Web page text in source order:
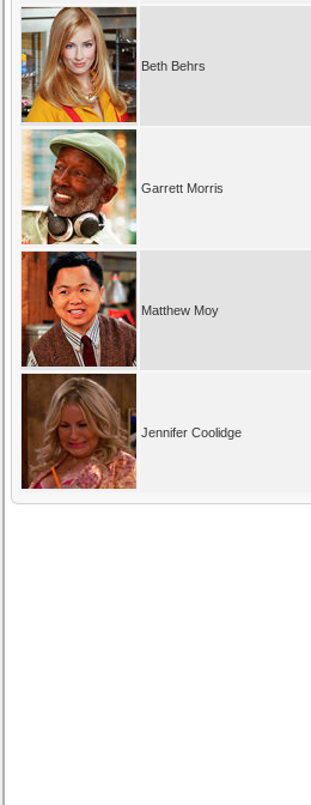
Beth Behrs
Garrett Morris
Matthew Moy
Jennifer Coolidge